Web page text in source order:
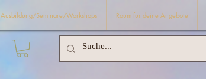
Ausbildung/Seminare/Workshops Raum für deine Angebote